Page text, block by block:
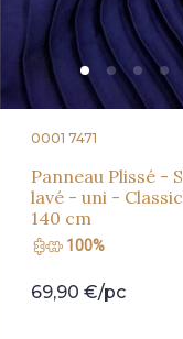
0001 7471
Panneau Plissé -
lavé - uni -
140 cm
100%
69,90 €/pc